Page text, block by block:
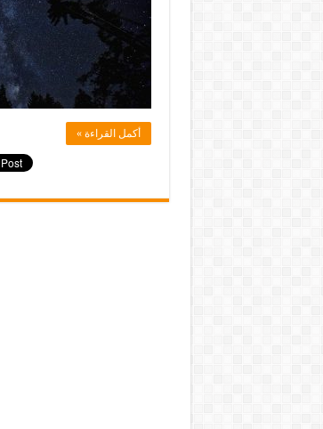
أكمل القراءة »